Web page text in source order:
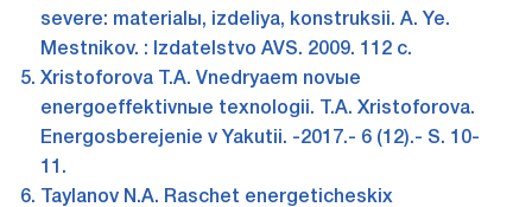
severe: materialы, izdeliya, konstruksii. A. Ye.
Mestnikov. : Izdatelstvo AVS. 2009. 112 c.
Xristoforova T.A. Vnedryaem novыe
energoeffektivnыe texnologii. T.A. Xristoforova.
Energosberejenie v Yakutii. -2017.- 6 (12).- S. 10-
11.
Taylanov N.A. Raschet energeticheskix